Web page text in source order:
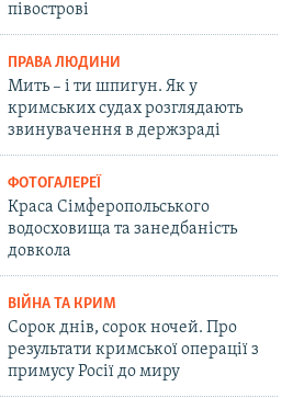
півострові
ПРАВА ЛЮДИНИ
Мить – і ти шпигун. Як у
кримських судах розглядають
звинувачення в держзраді
ФОТОГАЛЕРЕЇ
Краса Сімферопольського
водосховища та занедбаність
довкола
ВІЙНА ТА КРИМ
Сорок днів, сорок ночей. Про
результати кримської операції з
примусу Росії до миру